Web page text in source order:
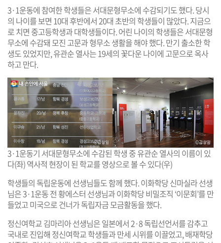
3·1운동에 참여한 학생들은 서대문형무소에 수감되기도 했다. 당시
의 나이를 보면 10대 후반에서 20대 초반의 학생들이 많았다. 지금으
로 치면 중고등학생과 대학생들이다. 어린 나이의 학생들은 서대문형
무소에 수감돼 모진 고문과 형무소 생활을 해야 했다. 만기 출소한 학
생도 있었지만, 유관순 열사는 19세의 꽃다운 나이에 고문으로 옥사
하고 만다.
3·1운동기 서대문형무소에 수감된 학생 중 유관순 열사의 이름이 있
다(좌) 역사적 현장이 된 학교를 영상으로 볼 수 있다(우)
학생들의 독립운동에 선생님들도 함께 했다. 이화학당 신마실라 선생
님은 3·1운동 전 황에스터 선생님과 이화학당 비밀조직 ‘이문회’를 만
들었고 미국으로 건너가 독립자금 모금활동을 했다.
정신여학교 김마리아 선생님은 일본에서 2·8 독립선언서를 감추고
국내로 진입해 정신여학교 학생들과 만세 시위를 이끌었고, 배재학당